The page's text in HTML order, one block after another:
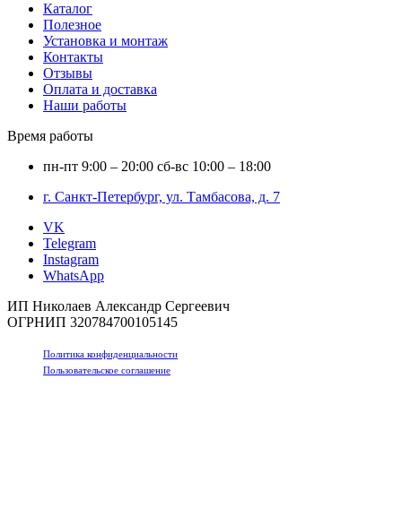
Каталог
Полезное
Установка и монтаж
Контакты
Отзывы
Оплата и доставка
Наши работы
Время работы
пн-пт 9:00 – 20:00 сб-вс 10:00 – 18:00
г. Санкт-Петербург, ул. Тамбасова, д. 7
VK
Telegram
Instagram
WhatsApp
ИП Николаев Александр Сергеевич
ОГРНИП 320784700105145
Политика конфиденциальности
Пользовательское соглашение